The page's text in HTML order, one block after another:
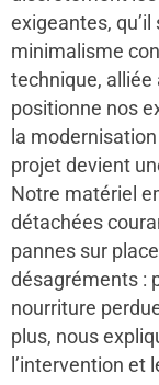
exigeantes,
minimalisme
technique, alliée
positionne nos
la
projet devient
Notre matériel
détachées
pannes sur
désagréments :
nourriture
plus, nous
l’intervention et